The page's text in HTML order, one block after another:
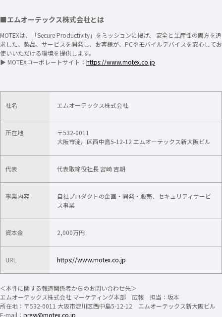
■エムオーテックス株式会社とは
MOTEXは、「Secure Productivity」をミッションに掲げ、 安全と生産性の両方を追
求した、製品、サービスを開発し、お客様が、PCやモバイルデバイスを安心してお
使いいただける環境を提供します。
▶ MOTEXコーポレートサイト： https://www.motex.co.jp
社名 エムオーテックス株式会社
所在地
〒532-0011
大阪市淀川区西中島5-12-12 エムオーテックス新大阪ビル
代表 代表取締役社長 宮崎 吉朗
事業内容
自社プロダクトの企画・開発・販売​、セキュリティサービ
ス事業
資本金 2,000万円
URL https://www.motex.co.jp
＜本件に関する報道関係者からのお問い合わせ先＞
エムオーテックス株式会社 マーケティング本部 広報 担当：坂本
所在地：〒532-0011 大阪市淀川区西中島5-12-12 エムオーテックス新大阪ビル
E-mail： press@motex.co.jp